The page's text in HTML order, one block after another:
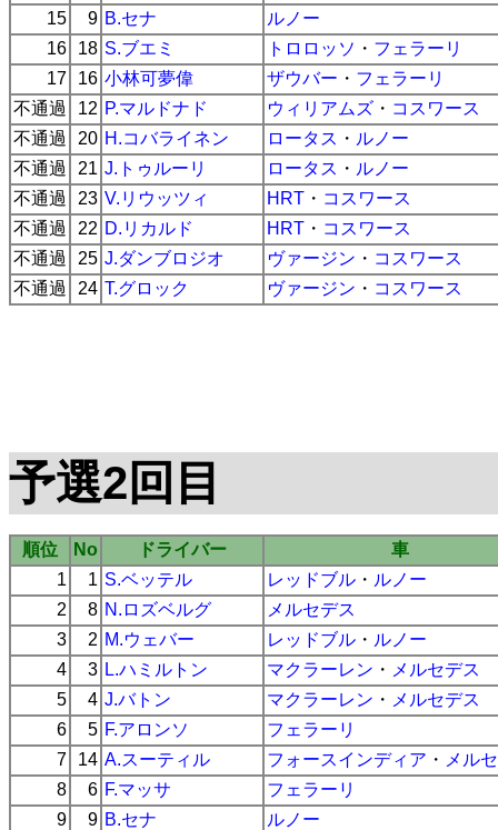
15
9 B.セナ
ルノー
16
18 S.ブエミ トロロッソ ・ フェラーリ
17
16 小林可夢偉 ザウバー ・ フェラーリ
不通過
12 P.マルドナド ウィリアムズ ・ コスワース
不通過
20 H.コバライネン ロータス ・ ルノー
不通過
21 J.トゥルーリ ロータス ・ ルノー
不通過
23 V.リウッツィ HRT ・ コスワース
不通過
22 D.リカルド HRT ・ コスワース
不通過
25 J.ダンブロジオ ヴァージン ・ コスワース
不通過
24 T.グロック ヴァージン ・ コスワース
予選2回目
順位 No ドライバー
車
1
1 S.ベッテル レッドブル ・ ルノー
2
8 N.ロズベルグ
メルセデス
3
2 M.ウェバー レッドブル ・ ルノー
4
3 L.ハミルトン マクラーレン ・ メルセデス
5
4 J.バトン マクラーレン ・ メルセデス
6
5 F.アロンソ
フェラーリ
7
14 A.スーティル フォースインディア ・ メル
8
6 F.マッサ
フェラーリ
9
9 B.セナ
ルノー